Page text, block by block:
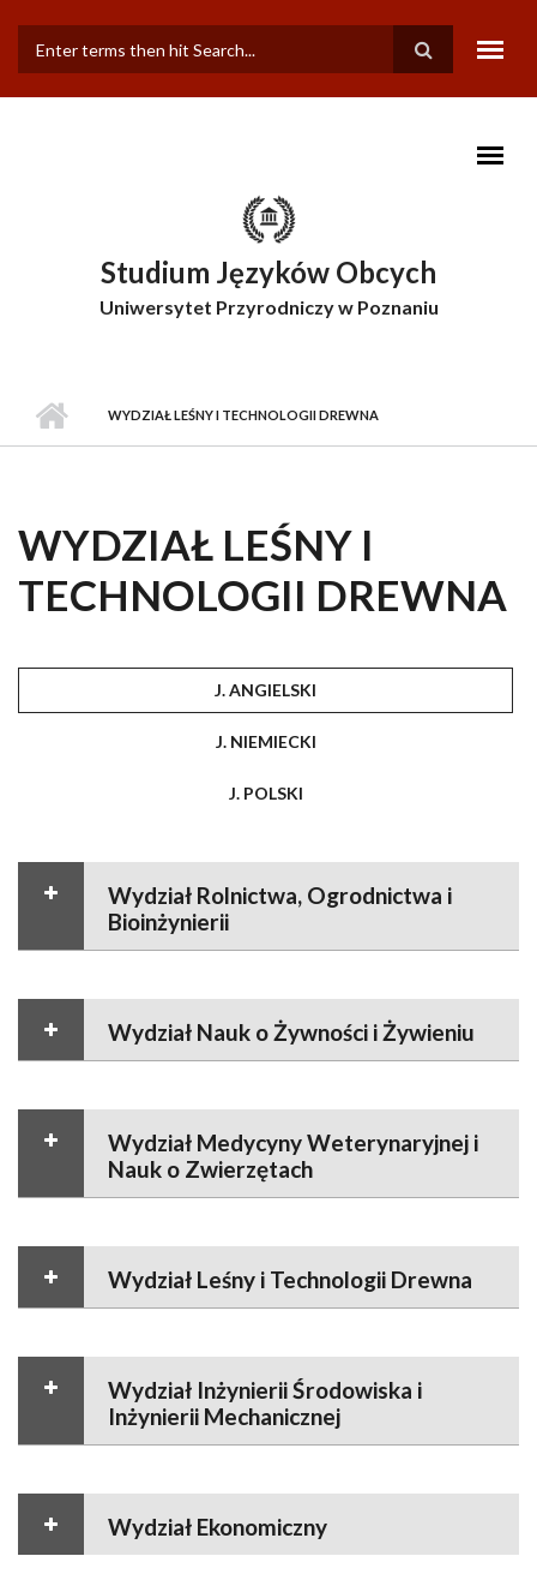
FORMULARZ
WYSZUKIWANIA
Studium Języków Obcych
Uniwersytet Przyrodniczy w Poznaniu
WYDZIAŁ LEŚNY I TECHNOLOGII DREWNA
WYDZIAŁ LEŚNY I
TECHNOLOGII DREWNA
J. ANGIELSKI
J. NIEMIECKI
J. POLSKI
Wydział Rolnictwa, Ogrodnictwa i
Bioinżynierii
Wydział Nauk o Żywności i Żywieniu
Wydział Medycyny Weterynaryjnej i
Nauk o Zwierzętach
Wydział Leśny i Technologii Drewna
Wydział Inżynierii Środowiska i
Inżynierii Mechanicznej
Wydział Ekonomiczny